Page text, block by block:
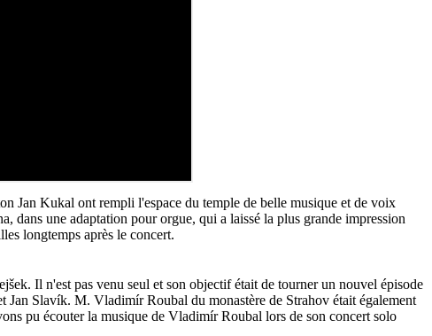
Jan Kukal ont rempli l'espace du temple de belle musique et de voix
dans une adaptation pour orgue, qui a laissé la plus grande impression
longtemps après le concert.
Il n'est pas venu seul et son objectif était de tourner un nouvel épisode
Slavík. M. Vladimír Roubal du monastère de Strahov était également
pu écouter la musique de Vladimír Roubal lors de son concert solo